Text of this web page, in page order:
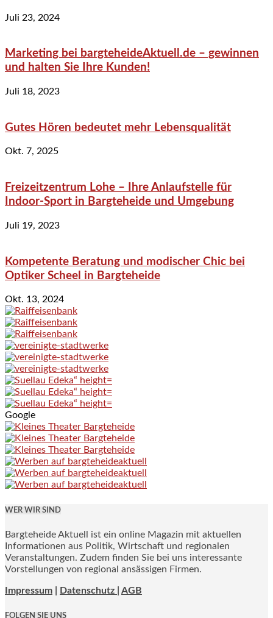
Juli 23, 2024
Marketing bei bargteheideAktuell.de – gewinnen
und halten Sie Ihre Kunden!
Juli 18, 2023
Gutes Hören bedeutet mehr Lebensqualität
Okt. 7, 2025
Freizeitzentrum Lohe – Ihre Anlaufstelle für
Indoor-Sport in Bargteheide und Umgebung
Juli 19, 2023
Kompetente Beratung und modischer Chic bei
Optiker Scheel in Bargteheide
Okt. 13, 2024
Google
WER WIR SIND
Bargteheide Aktuell ist ein online Magazin mit aktuellen
Informationen aus Politik, Wirtschaft und regionalen
Veranstaltungen. Zudem finden Sie bei uns interessante
Vorstellungen von regional ansässigen Firmen.
Impressum Datenschutz | AGB
FOLGEN SIE UNS